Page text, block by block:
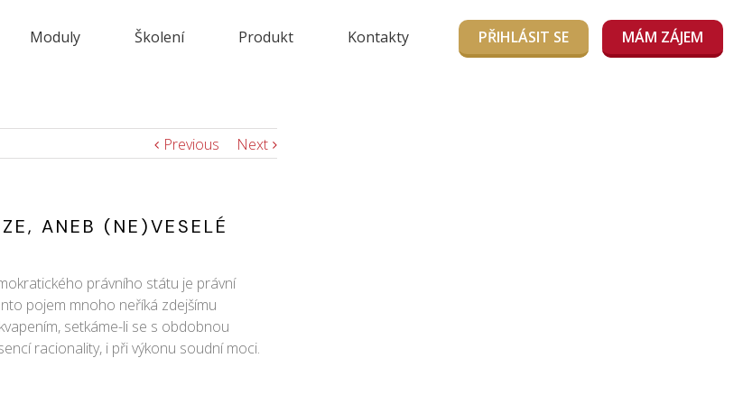
Moduly Školení Produkt Kontakty PŘIHLÁSIT SE MÁM ZÁJEM
Previous Next
ANEB (NE)VESELÉ
právního státu je právní
pojem mnoho neříká zdejšímu
setkáme-li se s obdobnou
racionality, i při výkonu soudní moci.